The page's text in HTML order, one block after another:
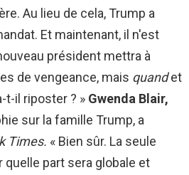
Au lieu de cela, Trump a
Et maintenant, il n'est
président mettra à
de vengeance, mais quandet
t-il riposter ? » Gwenda Blair,
sur la famille Trump, a
Times. « Bien sûr. La seule
part sera globale et